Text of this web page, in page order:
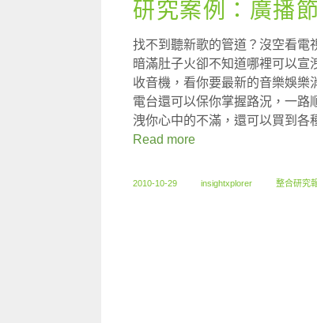
研究案例：廣播
找不到聽新歌的管道？沒空看電
暗滿肚子火卻不知道哪裡可以宣
收音機，看你要最新的音樂娛樂
電台還可以保你掌握路況，一路
洩你心中的不滿，還可以買到各
Read more
2010-10-29 insightxplorer 整合研究